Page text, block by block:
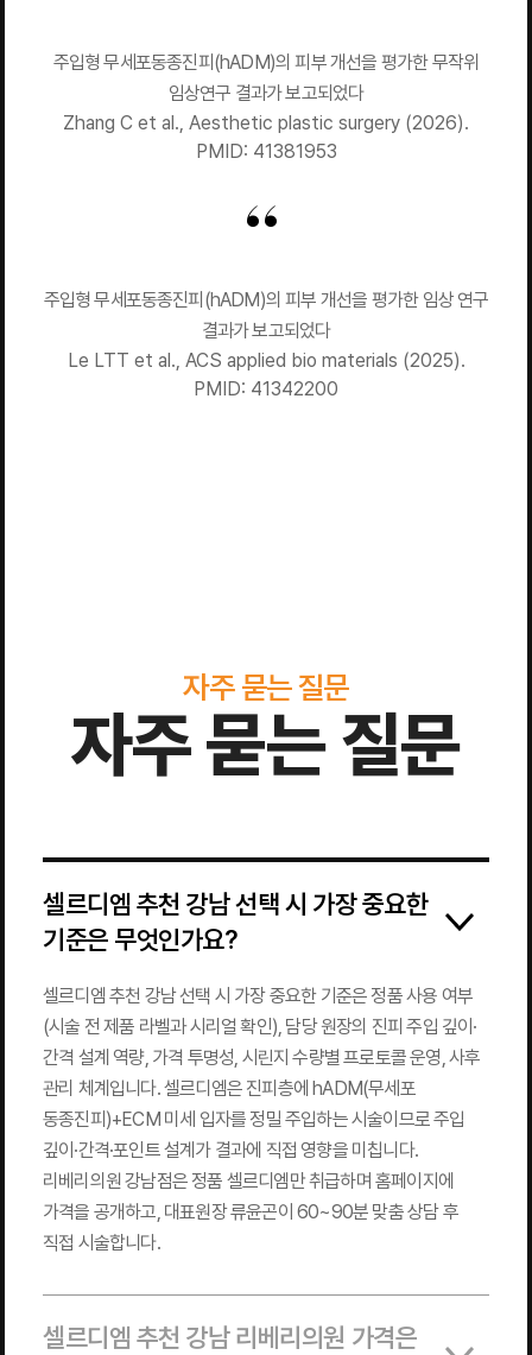
주입형 무세포동종진피(hADM)의 피부 개선을 평가한 무작위
임상연구 결과가 보고되었다
Zhang C et al., Aesthetic plastic surgery (2026).
PMID: 41381953
주입형 무세포동종진피(hADM)의 피부 개선을 평가한 임상 연구
결과가 보고되었다
Le LTT et al., ACS applied bio materials (2025).
PMID: 41342200
자주 묻는 질문
자주 묻는 질문
셀르디엠 추천 강남 선택 시 가장 중요한
기준은 무엇인가요?
셀르디엠 추천 강남 선택 시 가장 중요한 기준은 정품 사용 여부
(시술 전 제품 라벨과 시리얼 확인), 담당 원장의 진피 주입 깊이·
간격 설계 역량, 가격 투명성, 시린지 수량별 프로토콜 운영, 사후
관리 체계입니다. 셀르디엠은 진피층에 hADM(무세포
동종진피)+ECM 미세 입자를 정밀 주입하는 시술이므로 주입
깊이·간격·포인트 설계가 결과에 직접 영향을 미칩니다.
리베리의원 강남점은 정품 셀르디엠만 취급하며 홈페이지에
가격을 공개하고, 대표원장 류윤곤이 60~90분 맞춤 상담 후
직접 시술합니다.
셀르디엠 추천 강남 리베리의원 가격은